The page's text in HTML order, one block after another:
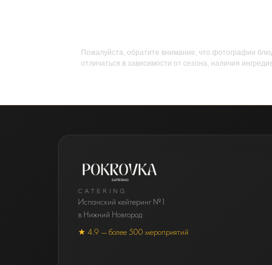
Пожалуйста, обратите внимание, что фотографии
отличаться в зависимости от сезона, наличия
CATERING
Испанский кейтеринг №1
в Нижний Новгород
★ 4.9 — более 500 мероприятий